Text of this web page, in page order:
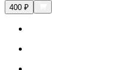
400 ₽